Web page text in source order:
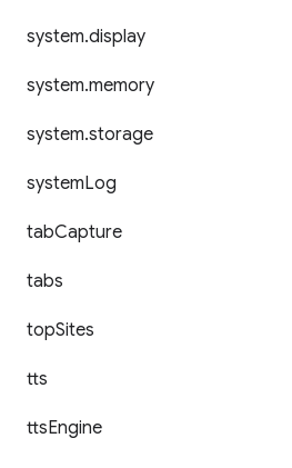
system.display
system.memory
system.storage
systemLog
tabCapture
tabs
topSites
tts
ttsEngine